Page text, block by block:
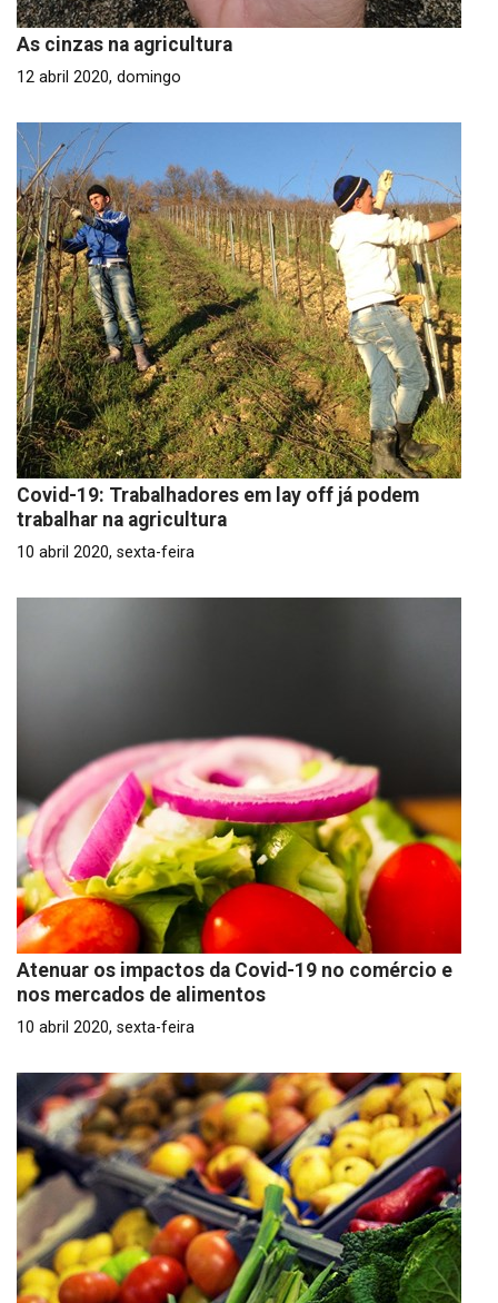
As cinzas na agricultura
12 abril 2020, domingo
Covid-19: Trabalhadores em lay off já podem
trabalhar na agricultura
10 abril 2020, sexta-feira
Atenuar os impactos da Covid-19 no comércio e
nos mercados de alimentos
10 abril 2020, sexta-feira